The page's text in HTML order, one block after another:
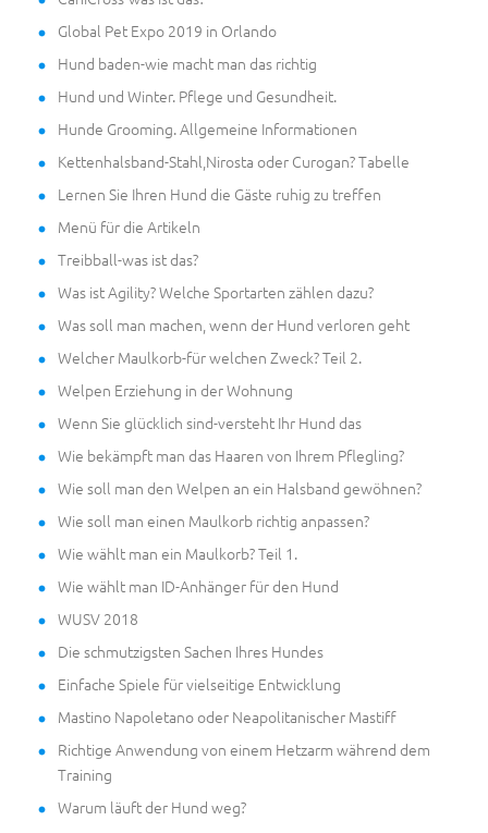
Global Pet Expo 2019 in Orlando
Hund baden-wie macht man das richtig
Hund und Winter. Pflege und Gesundheit.
Hunde Grooming. Allgemeine Informationen
Kettenhalsband-Stahl,Nirosta oder Curogan? Tabelle
Lernen Sie Ihren Hund die Gäste ruhig zu treffen
Menü für die Artikeln
Treibball-was ist das?
Was ist Agility? Welche Sportarten zählen dazu?
Was soll man machen, wenn der Hund verloren geht
Welcher Maulkorb-für welchen Zweck? Teil 2.
Welpen Erziehung in der Wohnung
Wenn Sie glücklich sind-versteht Ihr Hund das
Wie bekämpft man das Haaren von Ihrem Pflegling?
Wie soll man den Welpen an ein Halsband gewöhnen?
Wie soll man einen Maulkorb richtig anpassen?
Wie wählt man ein Maulkorb? Teil 1.
Wie wählt man ID-Anhänger für den Hund
WUSV 2018
Die schmutzigsten Sachen Ihres Hundes
Einfache Spiele für vielseitige Entwicklung
Mastino Napoletano oder Neapolitanischer Mastiff
Richtige Anwendung von einem Hetzarm während dem
Training
Warum läuft der Hund weg?